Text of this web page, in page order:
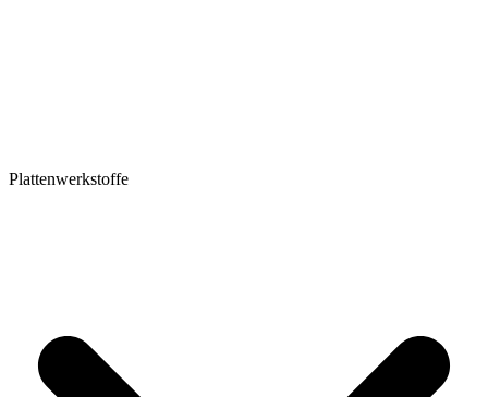
Plattenwerkstoffe